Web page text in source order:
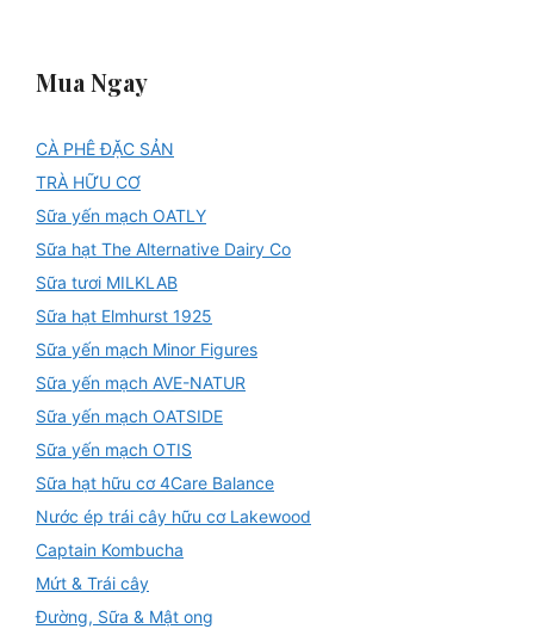
Mua Ngay
CÀ PHÊ ĐẶC SẢN
TRÀ HỮU CƠ
Sữa yến mạch OATLY
Sữa hạt The Alternative Dairy Co
Sữa tươi MILKLAB
Sữa hạt Elmhurst 1925
Sữa yến mạch Minor Figures
Sữa yến mạch AVE-NATUR
Sữa yến mạch OATSIDE
Sữa yến mạch OTIS
Sữa hạt hữu cơ 4Care Balance
Nước ép trái cây hữu cơ Lakewood
Captain Kombucha
Mứt & Trái cây
Đường, Sữa & Mật ong